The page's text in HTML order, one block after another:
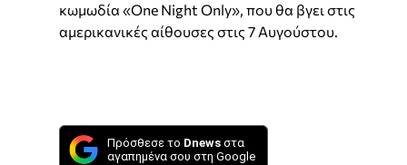
κωμωδία «One Night Only», που θα βγει στις
αμερικανικές αίθουσες στις 7 Αυγούστου.
Πρόσθεσε το Dnews στα
αγαπημένα σου στη Google